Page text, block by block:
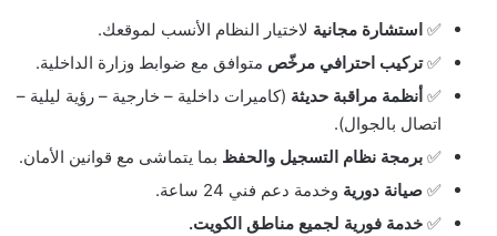
✅ استشارة مجانية لاختيار النظام الأنسب لموقعك.
✅تركيب احترافي مرخّص متوافق مع ضوابط وزارة الداخلية.
✅ أنظمة مراقبة حديثة (كاميرات داخلية – خارجية – رؤية ليلية –
اتصال بالجوال).
✅ برمجة نظام التسجيل والحفظ بما يتماشى مع قوانين الأمان.
✅ صيانة دورية وخدمة دعم فني 24 ساعة.
✅ خدمة فورية لجميع مناطق الكويت.